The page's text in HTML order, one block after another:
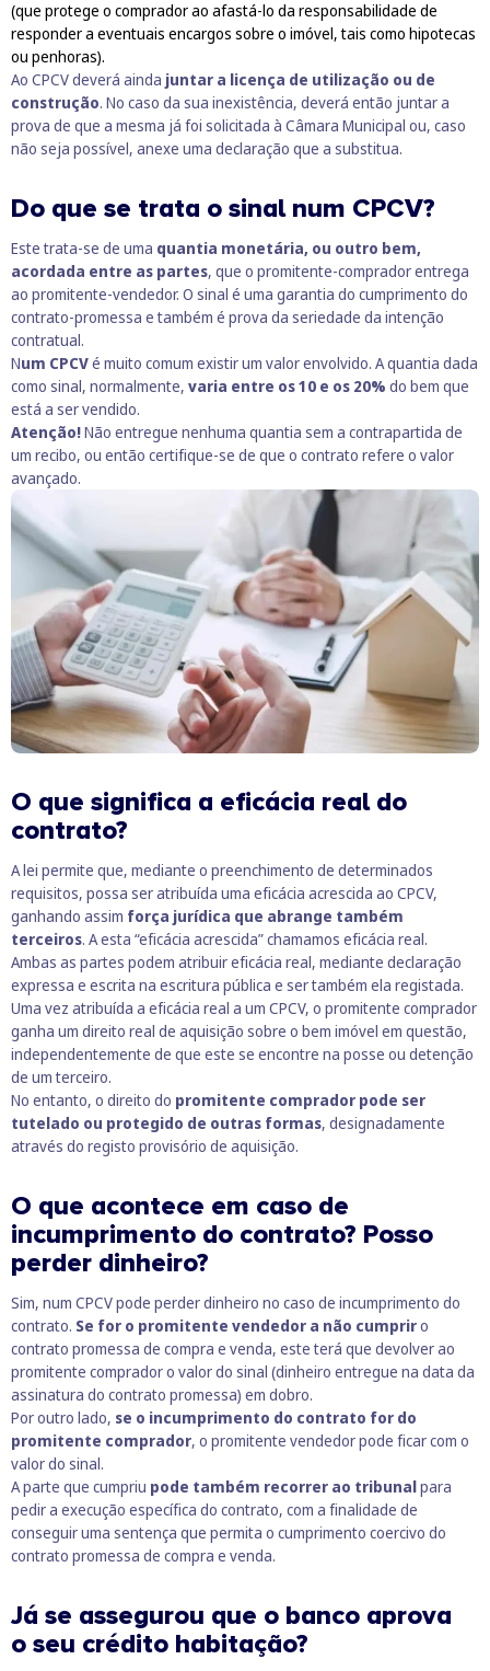
(que protege o comprador ao afastá-lo da responsabilidade de
responder a eventuais encargos sobre o imóvel, tais como hipotecas
ou penhoras).
Ao CPCV deverá ainda juntar a licença de utilização ou de
construção. No caso da sua inexistência, deverá então juntar a
prova de que a mesma já foi solicitada à Câmara Municipal ou, caso
não seja possível, anexe uma declaração que a substitua.
Do que se trata o sinal num CPCV?
Este trata-se de uma quantia monetária, ou outro bem,
acordada entre as partes, que o promitente-comprador entrega
ao promitente-vendedor. O sinal é uma garantia do cumprimento do
contrato-promessa e também é prova da seriedade da intenção
contratual.
Num CPCVé muito comum existir um valor envolvido. A quantia dada
como sinal, normalmente, varia entre os 10 e os 20% do bem que
está a ser vendido.
Atenção!Não entregue nenhuma quantia sem a contrapartida de
um recibo, ou então certifique-se de que o contrato refere o valor
avançado.
O que significa a eficácia real do
contrato?
A lei permite que, mediante o preenchimento de determinados
requisitos, possa ser atribuída uma eficácia acrescida ao CPCV,
ganhando assim força jurídica que abrange também
terceiros. A esta “eficácia acrescida” chamamos eficácia real.
Ambas as partes podem atribuir eficácia real, mediante declaração
expressa e escrita na escritura pública e ser também ela registada.
Uma vez atribuída a eficácia real a um CPCV, o promitente comprador
ganha um direito real de aquisição sobre o bem imóvel em questão,
independentemente de que este se encontre na posse ou detenção
de um terceiro.
No entanto, o direito do promitente comprador pode ser
tutelado ou protegido de outras formas, designadamente
através do registo provisório de aquisição.
O que acontece em caso de
incumprimento do contrato? Posso
perder dinheiro?
Sim, num CPCV pode perder dinheiro no caso de incumprimento do
contrato. Se for o promitente vendedor a não cumpriro
contrato promessa de compra e venda, este terá que devolver ao
promitente comprador o valor do sinal (dinheiro entregue na data da
assinatura do contrato promessa) em dobro.
Por outro lado, se o incumprimento do contrato for do
promitente comprador, o promitente vendedor pode ficar com o
valor do sinal.
A parte que cumpriu pode também recorrer ao tribunalpara
pedir a execução específica do contrato, com a finalidade de
conseguir uma sentença que permita o cumprimento coercivo do
contrato promessa de compra e venda.
Já se assegurou que o banco aprova
o seu crédito habitação?